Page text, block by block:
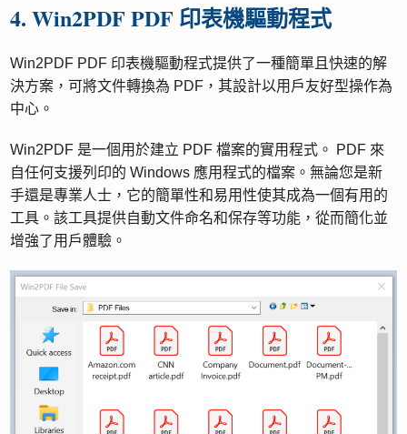
4. Win2PDF PDF 印表機驅動程式
Win2PDF PDF 印表機驅動程式提供了一種簡單且快速的解
決方案，可將文件轉換為 PDF，其設計以用戶友好型操作為
中心。
Win2PDF 是一個用於建立 PDF 檔案的實用程式。 PDF 來
自任何支援列印的 Windows 應用程式的檔案。無論您是新
手還是專業人士，它的簡單性和易用性使其成為一個有用的
工具。該工具提供自動文件命名和保存等功能，從而簡化並
增強了用戶體驗。